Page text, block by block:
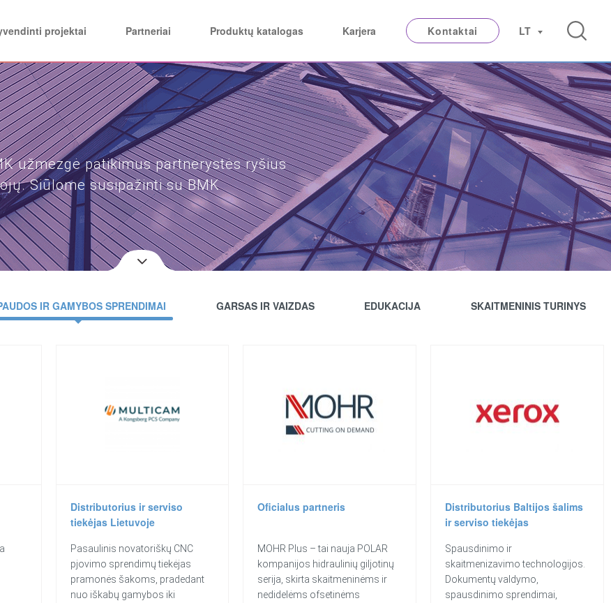
projektai Partneriai Produktų katalogas Karjera Kontaktai LT
užmezgė patikimus partnerystės ryšius
Siūlome susipažinti su BMK
IR GAMYBOS SPRENDIMAI GARSAS IR VAIZDAS EDUKACIJA SKAITMENINIS TURINYS
Distributorius ir serviso
tiekėjas Lietuvoje
Pasaulinis novatoriškų CNC
pjovimo sprendimų tiekėjas
pramonės šakoms, pradedant
nuo iškabų gamybos iki
Oficialus partneris
MOHR Plus – tai nauja POLAR
kompanijos hidraulinių giljotinų
serija, skirta skaitmeninėms ir
nedidelėms ofsetinėms
Distributorius Baltijos šalims
ir serviso tiekėjas
Spausdinimo ir
skaitmenizavimo technologijos.
Dokumentų valdymo,
spausdinimo sprendimai,